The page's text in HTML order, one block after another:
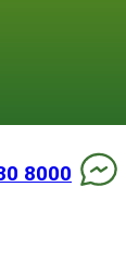
8000